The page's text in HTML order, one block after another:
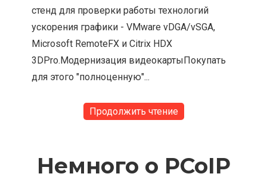
стенд для проверки работы технологий
ускорения графики - VMware vDGA/vSGA,
Microsoft RemoteFX и Citrix HDX
3DPro.Модернизация видеокартыПокупать
для этого "полноценную"...
Продолжить чтение
Немного о PCoIP